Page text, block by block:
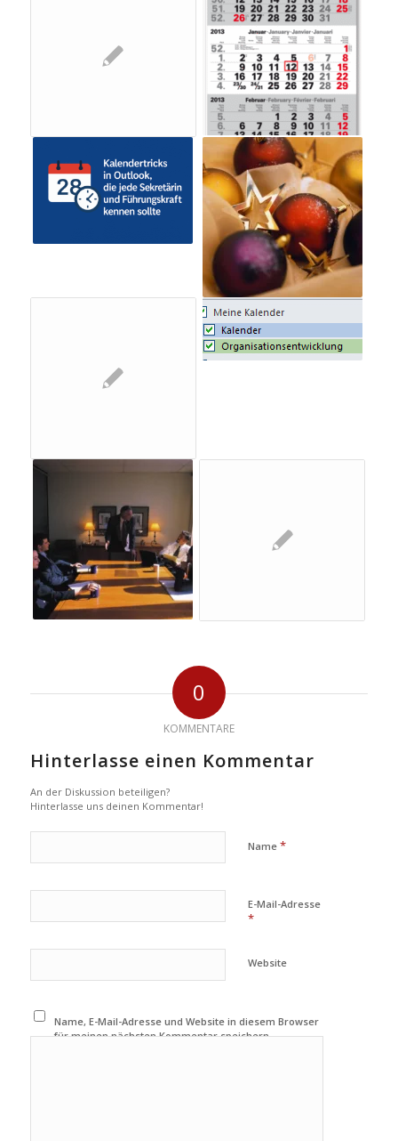
0
KOMMENTARE
Hinterlasse einen Kommentar
An der Diskussion beteiligen?
Hinterlasse uns deinen Kommentar!
Name *
E-Mail-Adresse
*
Website
Name, E-Mail-Adresse und Website in diesem Browser
für meinen nächsten Kommentar speichern.